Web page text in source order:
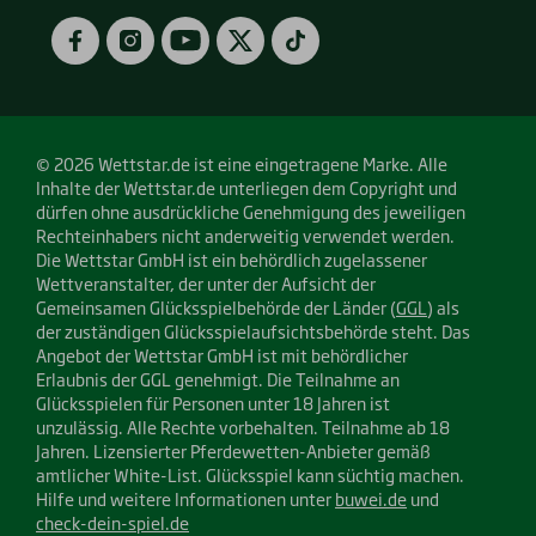
Play)
Store)
FacebookInstagramYouTubeTwitterTikTok
© 2026 Wettstar.de ist eine eingetragene Marke. Alle
Inhalte der Wettstar.de unterliegen dem Copyright und
dürfen ohne ausdrückliche Genehmigung des jeweiligen
Rechteinhabers nicht anderweitig verwendet werden.
Die Wettstar GmbH ist ein behördlich zugelassener
Wettveranstalter, der unter der Aufsicht der
Gemeinsamen Glücksspielbehörde der Länder (GGL) als
der zuständigen Glücksspielaufsichtsbehörde steht. Das
Angebot der Wettstar GmbH ist mit behördlicher
Erlaubnis der GGL genehmigt. Die Teilnahme an
Glücksspielen für Personen unter 18 Jahren ist
unzulässig. Alle Rechte vorbehalten. Teilnahme ab 18
Jahren. Lizensierter Pferdewetten-Anbieter gemäß
amtlicher White-List. Glücksspiel kann süchtig machen.
Hilfe und weitere Informationen unterbuwei.deund
check-dein-spiel.de